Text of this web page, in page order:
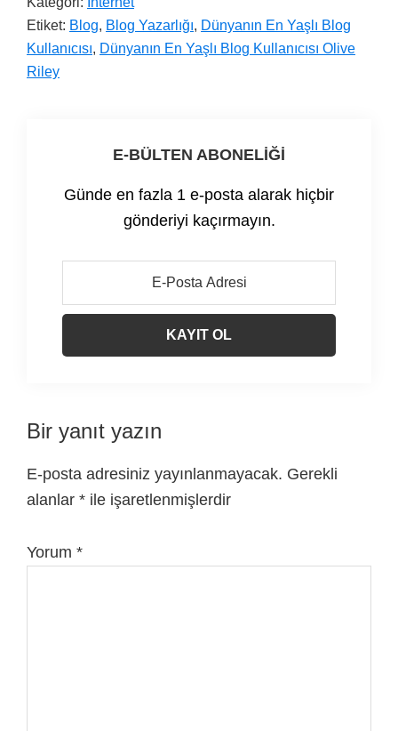
Etiket: Blog, Blog Yazarlığı, Dünyanın En Yaşlı Blog
Kullanıcısı, Dünyanın En Yaşlı Blog Kullanıcısı Olive
Riley
E-BÜLTEN ABONELİĞİ
Günde en fazla 1 e-posta alarak hiçbir
gönderiyi kaçırmayın.
Okuyucu
Etkileşimi
Bir yanıt yazın
E-posta adresiniz yayınlanmayacak. Gerekli
alanlar * ile işaretlenmişlerdir
Yorum *